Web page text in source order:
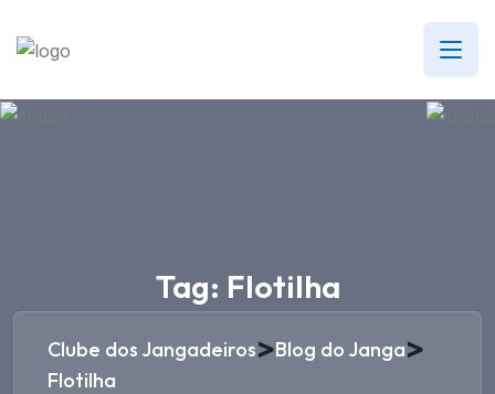
Tag: Flotilha
Clube dos Jangadeiros>Blog do Janga>
Flotilha